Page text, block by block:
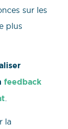
sur les
plus
feedback
la